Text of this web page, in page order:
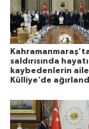
saldırısında
kaybedenlerin
Külliye’de